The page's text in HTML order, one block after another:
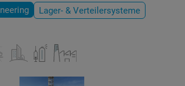
Lager- & Verteilersysteme